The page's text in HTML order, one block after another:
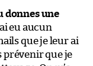
donnes une
eu aucun
que je leur ai
prévenir que je